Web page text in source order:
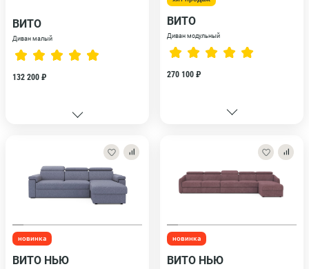
ВИТО
Диван малый
132 200 ₽
ВИТО
Диван модульный
270 100 ₽
новинка
ВИТО НЬЮ
новинка
ВИТО НЬЮ